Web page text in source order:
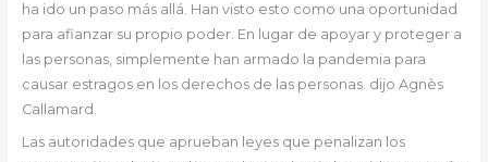
ha ido un paso más allá. Han visto esto como una oportunidad
para afianzar su propio poder. En lugar de apoyar y proteger a
las personas, simplemente han armado la pandemia para
causar estragos en los derechos de las personas. dijo Agnès
Callamard.
Las autoridades que aprueban leyes que penalizan los